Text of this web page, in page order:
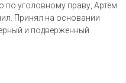
по уголовному праву, Артём
Принял на основании
и подверженный